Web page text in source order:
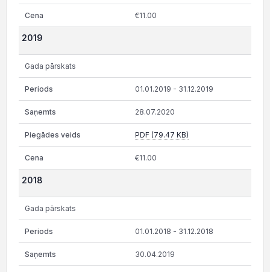
€11.00
2019
Gada pārskats
01.01.2019 - 31.12.2019
28.07.2020
PDF (79.47 KB)
€11.00
2018
Gada pārskats
01.01.2018 - 31.12.2018
30.04.2019